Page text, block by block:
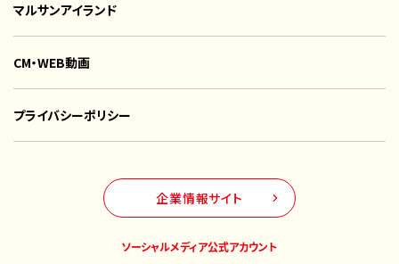
企業情報サイト
マルサンアイランド
CM・WEB動画
プライバシーポリシー
ソーシャルメディア公式アカウント